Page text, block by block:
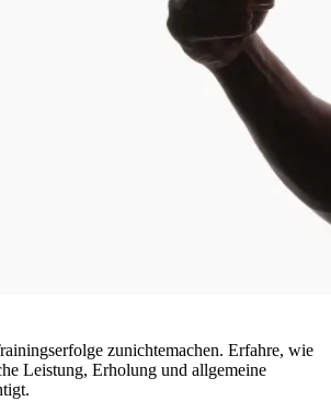
zunichtemachen. Erfahre, wie
Leistung, Erholung und allgemeine